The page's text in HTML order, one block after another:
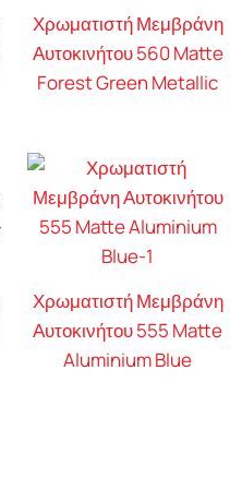
Χρωματιστή Μεμβράνη
Αυτοκινήτου 560 Matte
Forest Green Metallic
Χρωματιστή Μεμβράνη
Αυτοκινήτου 555 Matte
Aluminium Blue